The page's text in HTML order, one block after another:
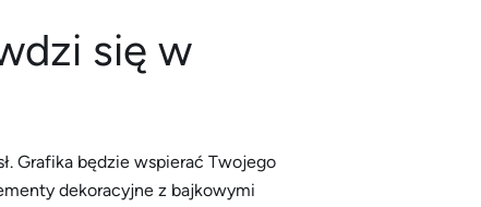
się w
Grafika będzie wspierać Twojego
dekoracyjne z bajkowymi